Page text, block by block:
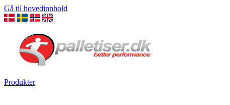
Gå til hovedinnhold
Produkter